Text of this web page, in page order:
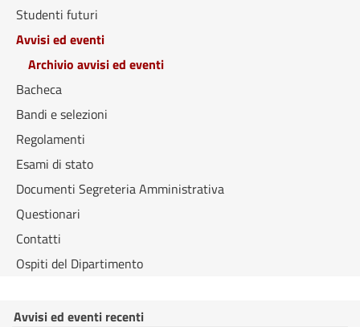
Studenti futuri
Avvisi ed eventi
Archivio avvisi ed eventi
Bacheca
Bandi e selezioni
Regolamenti
Esami di stato
Documenti Segreteria Amministrativa
Questionari
Contatti
Ospiti del Dipartimento
Avvisi ed eventi recenti